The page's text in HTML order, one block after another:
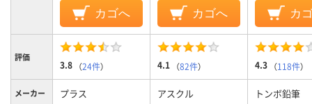
カゴへ カゴへ カ
評価
3.8 （24件） 4.1 （82件） 4.3 （118件）
メーカー プラス アスクル トンボ鉛筆